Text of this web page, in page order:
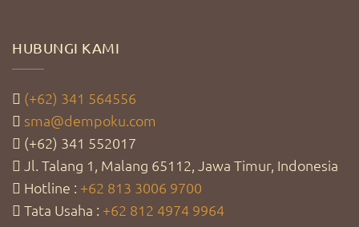
HUBUNGI KAMI
(+62) 341 564556
sma@dempoku.com
(+62) 341 552017
Jl. Talang 1, Malang 65112, Jawa Timur, Indonesia
Hotline : +62 813 3006 9700
Tata Usaha : +62 812 4974 9964